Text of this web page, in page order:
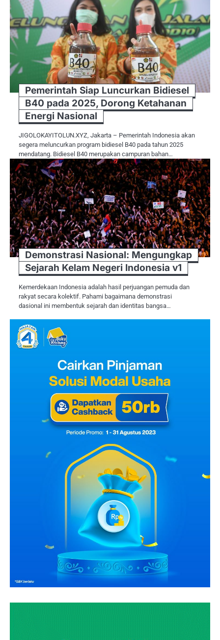
Pemerintah Siap Luncurkan Bidiesel
B40 pada 2025, Dorong Ketahanan
Energi Nasional
JIGOLOKAYITOLUN.XYZ, Jakarta – Pemerintah Indonesia akan
segera meluncurkan program bidiesel B40 pada tahun 2025
mendatang. Bidiesel B40 merupakan campuran bahan…
Demonstrasi Nasional: Mengungkap
Sejarah Kelam Negeri Indonesia v1
Kemerdekaan Indonesia adalah hasil perjuangan pemuda dan
rakyat secara kolektif. Pahami bagaimana demonstrasi
dasional ini membentuk sejarah dan identitas bangsa…